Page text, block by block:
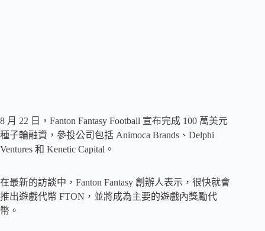
8 月 22 日，Fanton Fantasy Football 宣布完成 100 萬美元
種子輪融資，參投公司包括 Animoca Brands、Delphi
Ventures 和 Kenetic Capital。
在最新的訪談中，Fanton Fantasy 創辦人表示，很快就會
推出遊戲代幣 FTON，並將成為主要的遊戲內獎勵代
幣。